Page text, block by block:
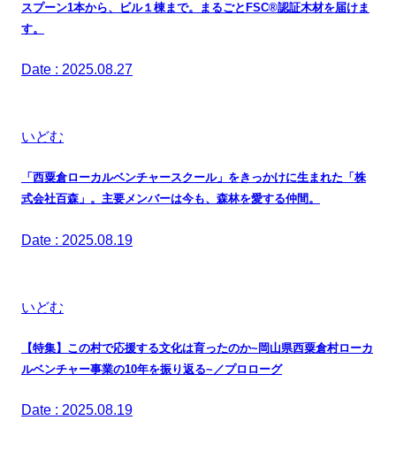
スプーン1本から、ビル１棟まで。まるごとFSC®認証木材を届けま
す。
Date : 2025.08.27
いどむ
「西粟倉ローカルベンチャースクール」をきっかけに生まれた「株
式会社百森」。主要メンバーは今も、森林を愛する仲間。
Date : 2025.08.19
いどむ
【特集】この村で応援する文化は育ったのか~岡山県西粟倉村ローカ
ルベンチャー事業の10年を振り返る~／プロローグ
Date : 2025.08.19